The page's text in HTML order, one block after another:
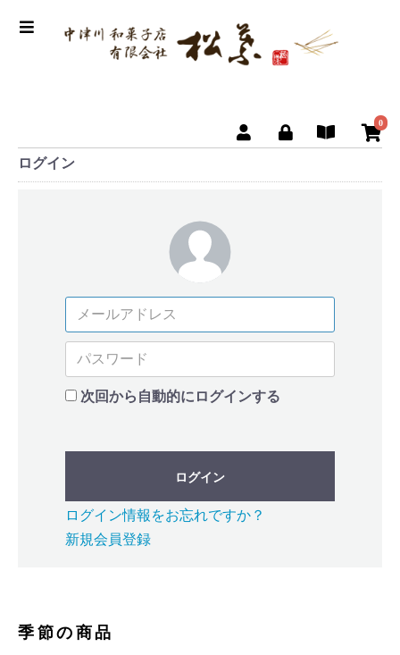
0
ログイン
次回から自動的にログインする
ログイン
ログイン情報をお忘れですか？
新規会員登録
季節の商品